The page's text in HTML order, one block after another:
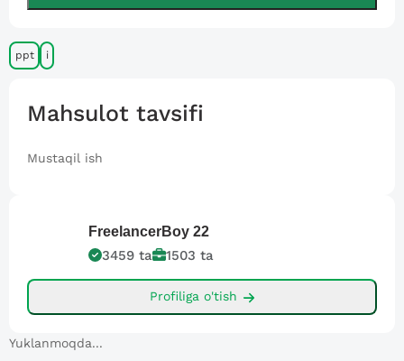
ppt i
Mahsulot tavsifi
Mustaqil ish
FreelancerBoy 22
3459 ta 1503 ta
Profiliga o'tish
Yuklanmoqda...